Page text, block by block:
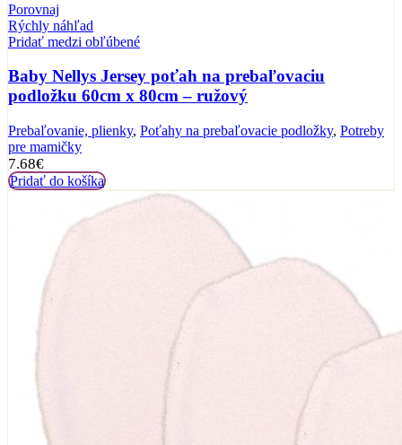
Porovnaj
Rýchly náhľad
Pridať medzi obľúbené
Baby Nellys Jersey poťah na prebaľovaciu
podložku 60cm x 80cm – ružový
Prebaľovanie, plienky, Poťahy na prebaľovacie podložky, Potreby
pre mamičky
7.68€
Pridať do košíka